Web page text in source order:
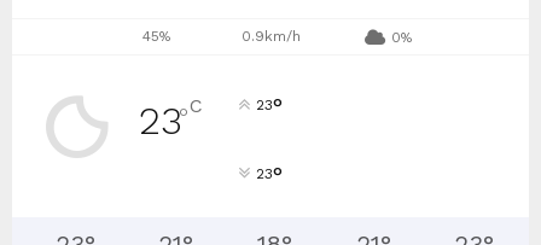
45% 0.9km/h 0%
23°C 23°
23°